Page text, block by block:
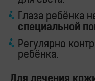
Глаза ребёнка
специальной
Регулярно
ребёнка.